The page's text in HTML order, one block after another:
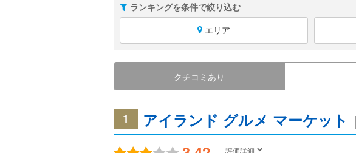
ランキングを条件で絞り込む
エリア
クチコミあり
1 アイランド グルメ マーケット
評価詳細